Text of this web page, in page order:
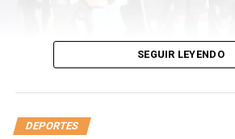
SEGUIR LEYENDO
DEPORTES